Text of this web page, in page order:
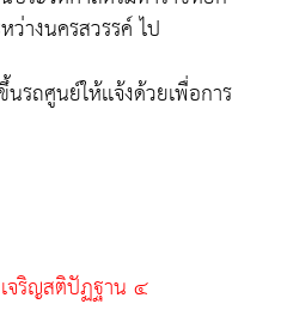
างนครสวรรค์ ไป
รถศูนย์ให้เเจ้งด้วยเพื่อการ
จริญสติปัฏฐาน ๔